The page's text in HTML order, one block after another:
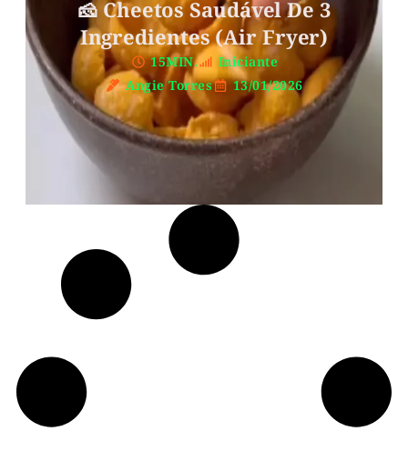
🧀 Cheetos Saudável De 3
Ingredientes (air Fryer)
15MIN.
Iniciante
Angie Torres
13/01/2026